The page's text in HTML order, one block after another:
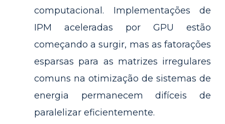
computacional. Implementações de
IPM aceleradas por GPU estão
começando a surgir, mas as fatorações
esparsas para as matrizes irregulares
comuns na otimização de sistemas de
energia permanecem difíceis de
paralelizar eficientemente.